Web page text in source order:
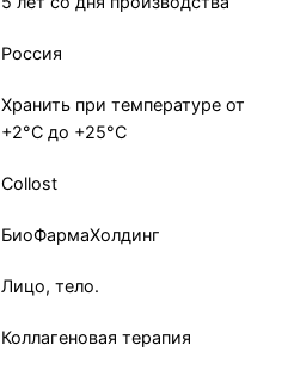
Россия
Хранить при температуре от
+2°С до +25°С
Collost
БиоФармаХолдинг
Лицо, тело.
Коллагеновая терапия